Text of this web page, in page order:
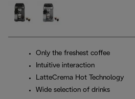
Only the freshest coffee
Intuitive interaction
LatteCrema Hot Technology
Wide selection of drinks